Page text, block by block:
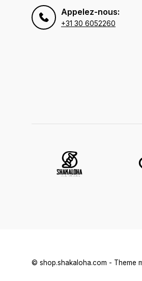
Appelez-nous:
+31 30 6052260
© shop.shakaloha.com - Theme